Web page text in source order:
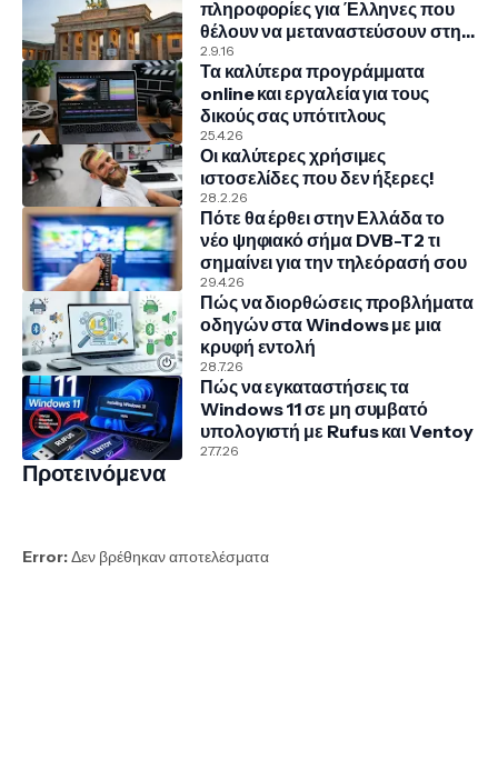
πληροφορίες για Έλληνες που
θέλουν να μεταναστεύσουν στην
Γερμανία
2.9.16
Τα καλύτερα προγράμματα
online και εργαλεία για τους
δικούς σας υπότιτλους
25.4.26
Οι καλύτερες χρήσιμες
ιστοσελίδες που δεν ήξερες!
28.2.26
Πότε θα έρθει στην Ελλάδα το
νέο ψηφιακό σήμα DVB-T2 τι
σημαίνει για την τηλεόρασή σου
29.4.26
Πώς να διορθώσεις προβλήματα
οδηγών στα Windows με μια
κρυφή εντολή
28.7.26
Πώς να εγκαταστήσεις τα
Windows 11 σε μη συμβατό
υπολογιστή με Rufus και Ventoy
27.7.26
Προτεινόμενα
Error:Δεν βρέθηκαν αποτελέσματα